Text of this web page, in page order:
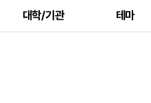
대학/기관 테마